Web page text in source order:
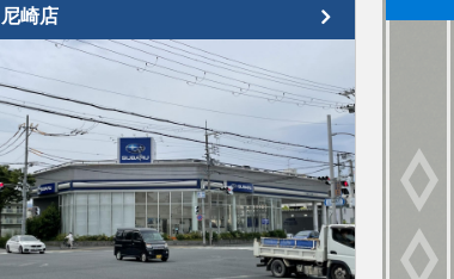
尼崎店